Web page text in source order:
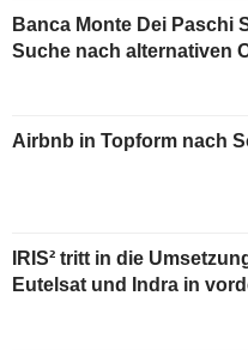
Banca Monte Dei Paschi
Suche nach alternativen
Airbnb in Topform nach
IRIS² tritt in die
Eutelsat und Indra in